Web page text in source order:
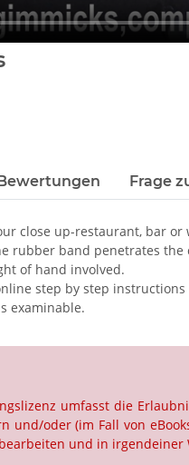
Bewertungen Frage
close up-restaurant, bar or
rubber band penetrates the
of hand involved.
step by step
examinable.
umfasst die
und/oder (im Fall von
und in